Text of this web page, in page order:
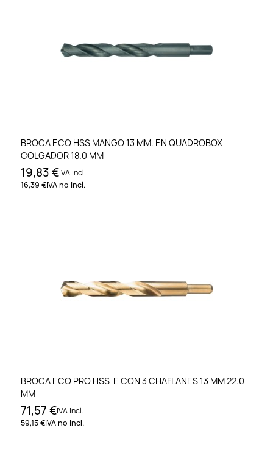
BROCA ECO HSS MANGO 13 MM. EN QUADROBOX
COLGADOR 18.0 MM
19,83 €IVA incl.
16,39 €IVA no incl.
BROCA ECO PRO HSS-E CON 3 CHAFLANES 13 MM 22.0
MM
71,57 €IVA incl.
59,15 €IVA no incl.